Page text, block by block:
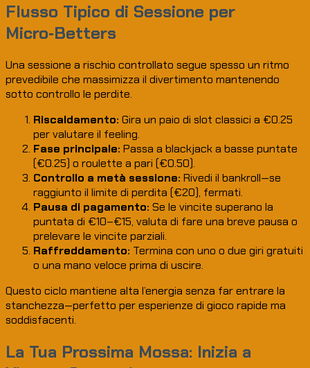
Flusso Tipico di Sessione per
Micro‑Betters
Una sessione a rischio controllato segue spesso un ritmo
prevedibile che massimizza il divertimento mantenendo
sotto controllo le perdite.
Riscaldamento: Gira un paio di slot classici a €0.25
per valutare il feeling.
Fase principale: Passa a blackjack a basse puntate
(€0.25) o roulette a pari (€0.50).
Controllo a metà sessione: Rivedi il bankroll—se
raggiunto il limite di perdita (€20), fermati.
Pausa di pagamento: Se le vincite superano la
puntata di €10–€15, valuta di fare una breve pausa o
prelevare le vincite parziali.
Raffreddamento: Termina con uno o due giri gratuiti
o una mano veloce prima di uscire.
Questo ciclo mantiene alta l’energia senza far entrare la
stanchezza—perfetto per esperienze di gioco rapide ma
soddisfacenti.
La Tua Prossima Mossa: Inizia a